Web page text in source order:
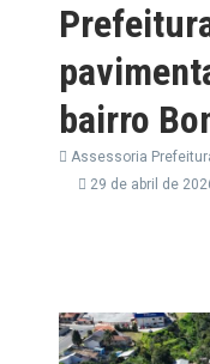
bairro
Assessoria
29 de abril de